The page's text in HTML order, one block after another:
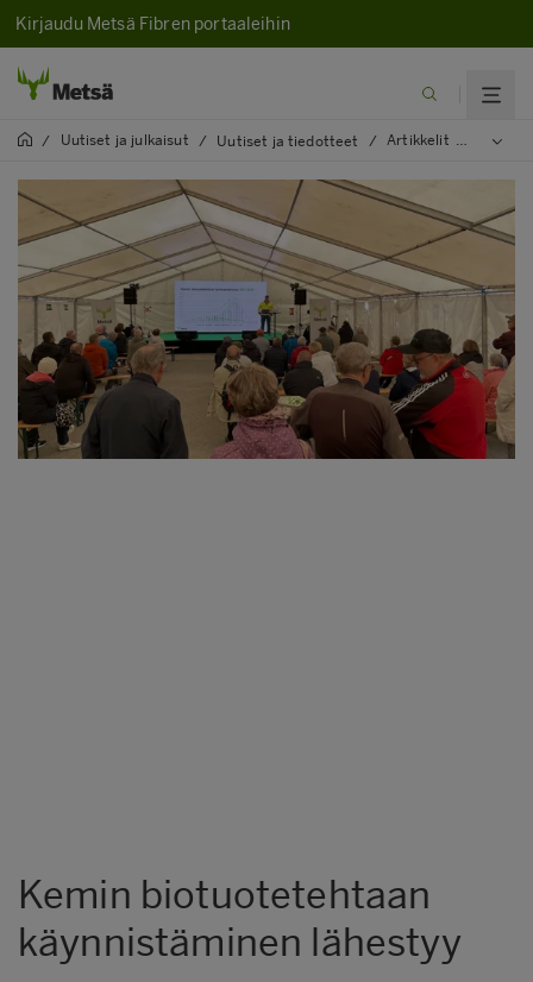
Kirjaudu Metsä Fibren portaaleihin
/ Uutiset ja julkaisut / Uutiset ja tiedotteet / Artikkelit / 2023
Kemin biotuotetehtaan
käynnistäminen lähestyy